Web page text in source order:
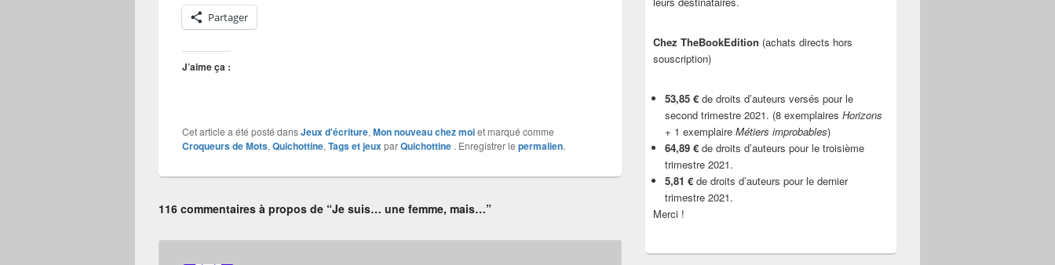
Partager
J’aime ça :
Cet article a été posté dansJeux d'écriture, Mon nouveau chez moiet marqué comme
Croqueurs de Mots, Quichottine, Tags et jeuxparQuichottine . Enregistrer le permalien.
116 commentaires à propos de “Je suis… une femme, mais…”
Chez TheBookEdition (achats directs hors
souscription)
53,85 € de droits d’auteurs versés pour le
second trimestre 2021. (8 exemplaires Horizons
+ 1 exemplaire Métiers improbables)
64,89 € de droits d’auteurs pour le troisième
trimestre 2021.
5,81 € de droits d’auteurs pour le dernier
trimestre 2021.
Merci !